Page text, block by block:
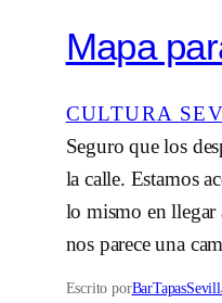
Mapa
CULTURA
Seguro que los
la calle. Estamos
lo mismo en llegar
nos parece una
Escrito por